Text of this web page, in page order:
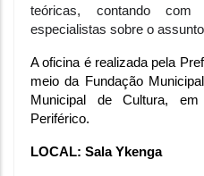
teóricas, contando
especialistas sobre o
A oficina é realizada pela
meio da Fundação
Municipal de Cultura,
Periférico.
LOCAL: Sala Ykenga